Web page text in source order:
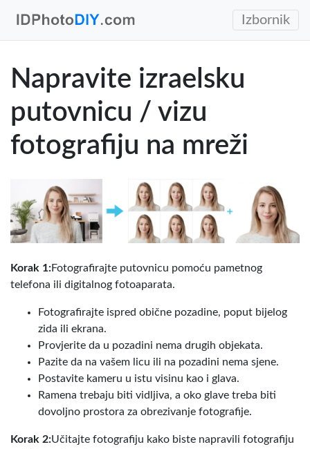
Izbornik
Napravite izraelsku
putovnicu / vizu
fotografiju na mreži
Korak 1:Fotografirajte putovnicu pomoću pametnog
telefona ili digitalnog fotoaparata.
Fotografirajte ispred obične pozadine, poput bijelog
zida ili ekrana.
Provjerite da u pozadini nema drugih objekata.
Pazite da na vašem licu ili na pozadini nema sjene.
Postavite kameru u istu visinu kao i glava.
Ramena trebaju biti vidljiva, a oko glave treba biti
dovoljno prostora za obrezivanje fotografije.
Korak 2:Učitajte fotografiju kako biste napravili fotografiju